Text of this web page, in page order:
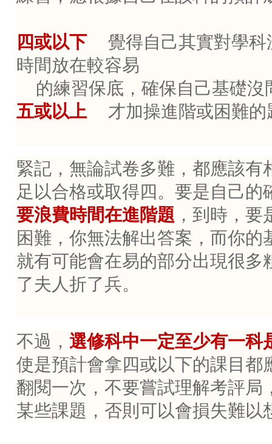
四或以下
覺得自己其實對學
時間放在較容易
的練習保底，確保自己基礎沒
五或以上
才加操進階或困難的
緊記，無論試卷多難，都應該有
足以合格或取得四。要是自己的
要浪費時間在進階題 ，到時，
困難，你無法解出答案，而你的
就有可能會在易的部分出現很多
了夫人折了兵。
不過， 選修科中一定至少有一科
使是預計會拿四或以下的課目都
翻閱一次，不要嘗試理解考評局
某些課題，否則可以會損失難以